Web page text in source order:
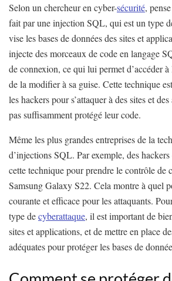
Selon un chercheur en cyber-sécurité,
fait par une injection SQL, qui est un type
vise les bases de données des sites et
injecte des morceaux de code en langage
de connexion, ce qui lui permet d’accéder à
de la modifier à sa guise. Cette technique
les hackers pour s’attaquer à des sites et
pas suffisamment protégé leur code.
Même les plus grandes entreprises de la
d’injections SQL. Par exemple, des
cette technique pour prendre le contrôle de
Samsung Galaxy S22. Cela montre à quel
courante et efficace pour les attaquants.
type decyberattaque, il est important de
sites et applications, et de mettre en place
adéquates pour protéger les bases de